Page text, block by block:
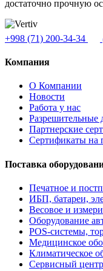
достаточно прочную
+998 (71) 200-34-34
Компания
О Компании
Новости
Работа у нас
Разрешительные
Партнерские
Сертификаты на
Поставка
Печатное и
ИБП, батареи,
Весовое и
Оборудование
POS-системы,
Медицинское
Климатическое
Сервисный центр